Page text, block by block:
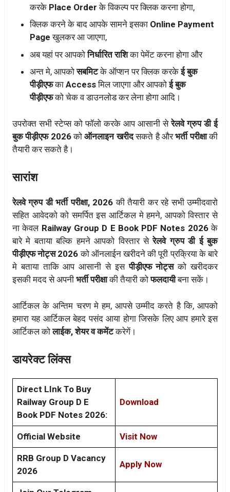
करके Place Order के विकल्प पर क्लिक करना होगा,
क्लिक करने के बाद आपके सामने इसका Online Payment
Page खुलकर आ जाएगा,
अब यहां पर आपकोनिर्धारित राशिका पेमेंट करना होगा और
अन्त मे, आपकोसबमिटके ऑप्शन पर क्लिक करकेई बुक
पीड़ीएफका Accessमिल जाएगा और आपकोई बुक
पीड़ीएफको चेक व डाउनलोड कर लेना होगा आदि।
उपरोक्त सभी स्टेप्स को फॉलो करके आप आसानी सेरेलवे ग्रुप डी ई
बुक पीड़ीएफ 2026कोऑनलाइन खरीदसकते है औरभर्ती परीक्षाकी
तैयारी कर सकते है।
सारांश
रेलवे ग्रुप डी भर्ती परीक्षा, 2026 की तैयारी कर रहे सभी उम्मीदवारो
सहित आवेदको को समर्पित इस आर्टिकल मे हमने, आपको विस्तार से
ना केवल Railway Group D E Book PDF Notes 2026के
बारे मे बताया बल्कि हमने आपको विस्तार सेरेलवे ग्रुप डी ई बुक
पीड़ीएफ नोट्स 2026 को ऑनलाईन खरीदने की पूरी प्रक्रिया के बारे
मे बताया ताकि आप आसानी से इसपीड़ीएफ नोट्सको खरीदकर
इसकी मदद से अपनी भर्ती परीक्षाकी तैयारी कोफलदायीबना सकें।
आर्टिकल के अन्तिम चरण मे हम, आपसे उम्मीद करते है कि, आपको
हमारा यह आर्टिकल बेहद पसंद आया होगा जिसके लिए आप हमारे इस
आर्टिकल कोलाईक, शेयर व कमेंटकरेगें।
डायरेक्ट लिंक्स
Direct LInk To Buy
Railway Group D E
Book PDF Notes 2026:
Download
Official Website Visit Now
RRB Group D Vacancy
2026
Apply Now